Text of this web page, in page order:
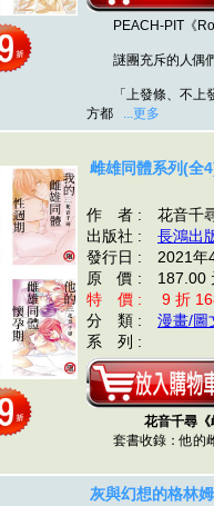
PEACH-PIT《
謎團充斥的人偶們
「上發條、不上發
方都 ...更多
雌雄同體系列(全
作 者 : 花音千
出版社 : 長鴻出
發行日 : 2021年
原 價 : 187.00
特 價 : 9 折
分 類 : 漫畫/圖
系 列 :
花音千尋
套書收錄：他的
灰與幻想的格林